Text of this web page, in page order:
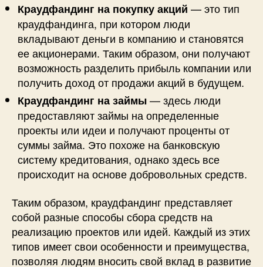
Краудфандинг на покупку акций — это тип
краудфандинга, при котором люди
вкладывают деньги в компанию и становятся
ее акционерами. Таким образом, они получают
возможность разделить прибыль компании или
получить доход от продажи акций в будущем.
Краудфандинг на займы— здесь люди
предоставляют займы на определенные
проекты или идеи и получают проценты от
суммы займа. Это похоже на банковскую
систему кредитования, однако здесь все
происходит на основе добровольных средств.
Таким образом, краудфандинг представляет
собой разные способы сбора средств на
реализацию проектов или идей. Каждый из этих
типов имеет свои особенности и преимущества,
позволяя людям вносить свой вклад в развитие